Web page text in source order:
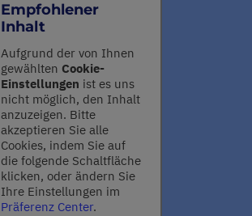
Empfohlener
Inhalt
Aufgrund der von Ihnen
gewählten Cookie-
Einstellungen ist es uns
nicht möglich, den Inhalt
anzuzeigen. Bitte
akzeptieren Sie alle
Cookies, indem Sie auf
die folgende Schaltfläche
klicken, oder ändern Sie
Ihre Einstellungen im
Präferenz Center.